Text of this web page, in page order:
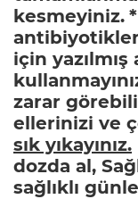
kesmeyiniz.
için
zarar
ellerinizi ve
sık yıkayınız.
dozda al,
sağlıklı